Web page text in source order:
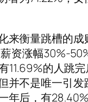
来衡量跳槽的
资涨幅30%-
11.69%的人跳
不是唯一引发
年后，有